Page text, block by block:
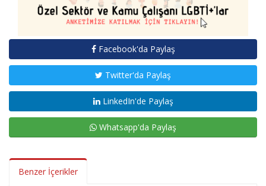
Facebook'da Paylaş
Twitter'da Paylaş
LinkedIn'de Paylaş
Whatsapp'da Paylaş
Benzer İçerikler